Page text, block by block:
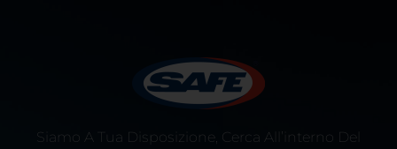
Siamo A Tua Disposizione, Cerca All’interno Del